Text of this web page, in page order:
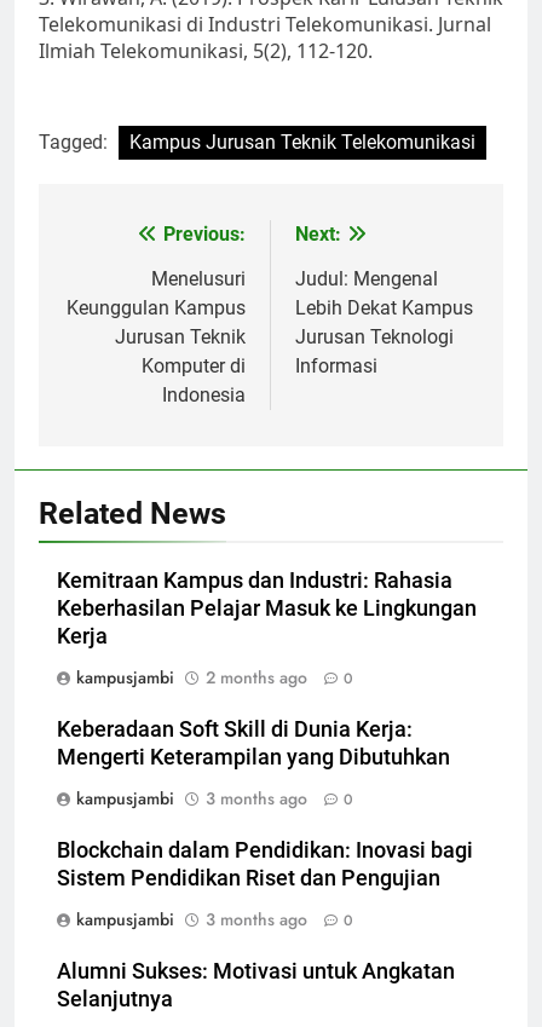
Telekomunikasi di Industri Telekomunikasi. Jurnal
Ilmiah Telekomunikasi, 5(2), 112-120.
Tagged: Kampus Jurusan Teknik Telekomunikasi
navigation
Previous:
Menelusuri
Keunggulan Kampus
Jurusan Teknik
Komputer di
Indonesia
Next:
Judul: Mengenal
Lebih Dekat Kampus
Jurusan Teknologi
Informasi
Related News
Kemitraan Kampus dan Industri: Rahasia
Keberhasilan Pelajar Masuk ke Lingkungan
Kerja
kampusjambi
2 months ago 0
Keberadaan Soft Skill di Dunia Kerja:
Mengerti Keterampilan yang Dibutuhkan
kampusjambi
3 months ago 0
Blockchain dalam Pendidikan: Inovasi bagi
Sistem Pendidikan Riset dan Pengujian
kampusjambi
3 months ago 0
Alumni Sukses: Motivasi untuk Angkatan
Selanjutnya